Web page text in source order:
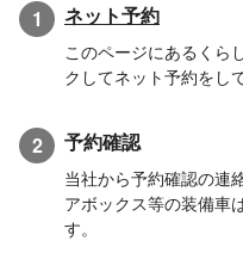
1 ネット予約
このページにあるくら
クしてネット予約をし
2 予約確認
当社から予約確認の連
アボックス等の装備車
す。